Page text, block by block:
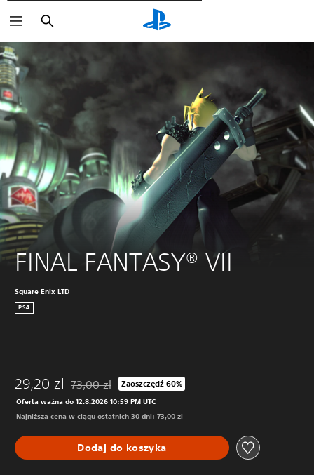
Wyszukaj
FINAL FANTASY® VII
Square Enix LTD
PS4
29,20 zl Zastosowano zniżkę z oryginalnej ceny wynoszącej
73,00 zl Zaoszczędź 60%
Oferta ważna do 12.8.2026 10:59 PM UTC
Najniższa cena w ciągu ostatnich 30 dni: 73,00 zl
Dodaj do koszyka